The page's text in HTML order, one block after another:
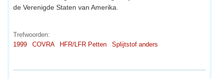
de Verenigde Staten van Amerika.
Trefwoorden:
1999
COVRA HFR/LFR Petten Splijtstof anders